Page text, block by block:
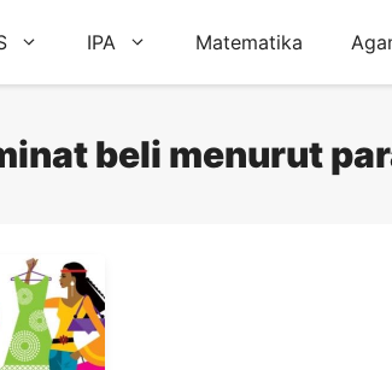
IPA Matematika
beli menurut